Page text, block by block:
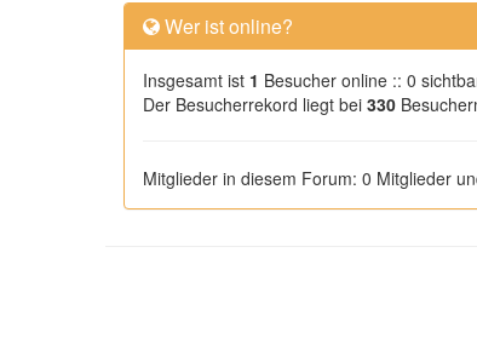
Wer ist online?
Insgesamt ist 1 Besucher online :: 0
Der Besucherrekord liegt bei 330
Mitglieder in diesem Forum: 0 Mitglieder